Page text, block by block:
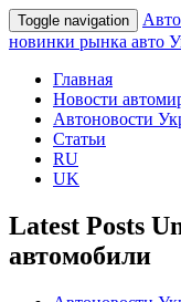
Toggle navigation
новинки рынка авто
Главная
Новости
Автоновости
Статьи
RU
UK
Latest Posts
автомобили